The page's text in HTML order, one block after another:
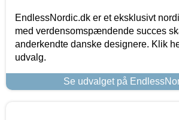
EndlessNordic.dk er et eksklusivt
med verdensomspændende succes
anderkendte danske designere. Klik
udvalg.
Se udvalget på